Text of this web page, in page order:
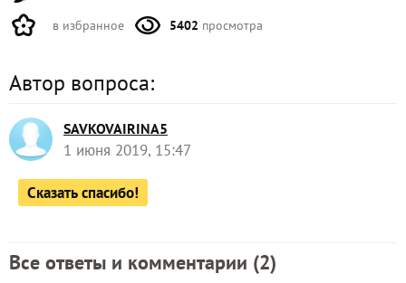
в избранное 5402 просмотра
Автор вопроса:
SAVKOVAIRINA5
1 июня 2019, 15:47
Сказать спасибо!
Все ответы и комментарии (2)